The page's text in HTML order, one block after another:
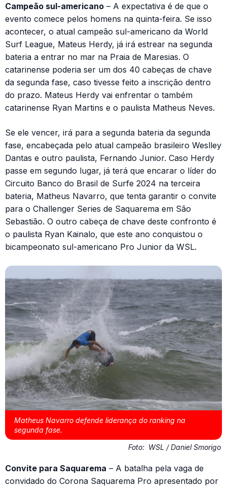
Campeão sul-americano – A expectativa é de que o
evento comece pelos homens na quinta-feira. Se isso
acontecer, o atual campeão sul-americano da World
Surf League, Mateus Herdy, já irá estrear na segunda
bateria a entrar no mar na Praia de Maresias. O
catarinense poderia ser um dos 40 cabeças de chave
da segunda fase, caso tivesse feito a inscrição dentro
do prazo. Mateus Herdy vai enfrentar o também
catarinense Ryan Martins e o paulista Matheus Neves.
Se ele vencer, irá para a segunda bateria da segunda
fase, encabeçada pelo atual campeão brasileiro Weslley
Dantas e outro paulista, Fernando Junior. Caso Herdy
passe em segundo lugar, já terá que encarar o líder do
Circuito Banco do Brasil de Surfe 2024 na terceira
bateria, Matheus Navarro, que tenta garantir o convite
para o Challenger Series de Saquarema em São
Sebastião. O outro cabeça de chave deste confronto é
o paulista Ryan Kainalo, que este ano conquistou o
bicampeonato sul-americano Pro Junior da WSL.
Matheus Navarro defende liderança do ranking na
segunda fase.
Foto: WSL / Daniel Smorigo
Convite para Saquarema – A batalha pela vaga de
convidado do Corona Saquarema Pro apresentado por